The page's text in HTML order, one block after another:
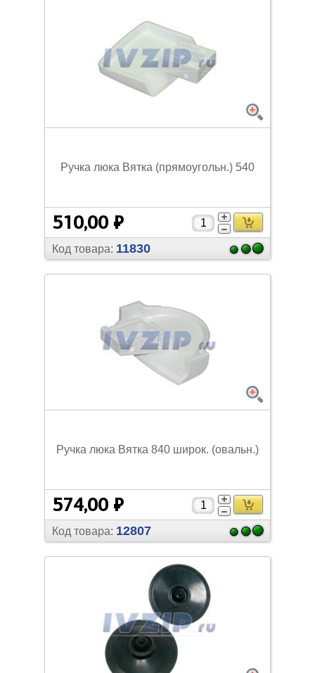
Ручка люка Вятка (прямоугольн.) 540
510,00 ₽
Код товара: 11830
Ручка люка Вятка 840 широк. (овальн.)
574,00 ₽
Код товара: 12807